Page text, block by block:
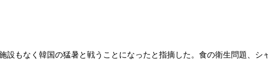
もなく韓国の猛暑と戦うことになったと指摘した。食の衛生問題、シ